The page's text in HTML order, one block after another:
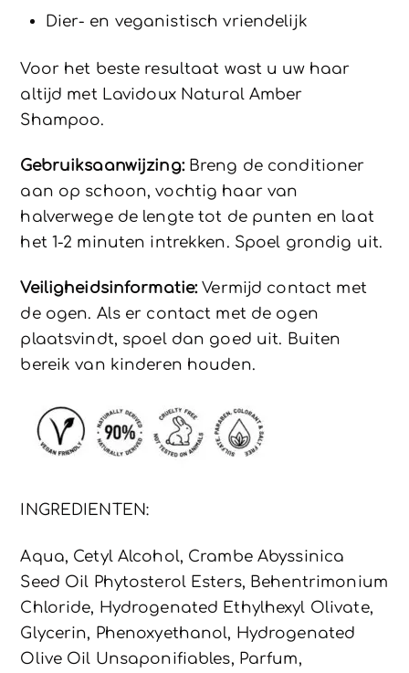
Dier- en veganistisch vriendelijk
Voor het beste resultaat wast u uw haar
altijd met Lavidoux Natural Amber
Shampoo.
Gebruiksaanwijzing:Breng de conditioner
aan op schoon, vochtig haar van
halverwege de lengte tot de punten en laat
het 1-2 minuten intrekken. Spoel grondig uit.
Veiligheidsinformatie:Vermijd contact met
de ogen. Als er contact met de ogen
plaatsvindt, spoel dan goed uit. Buiten
bereik van kinderen houden.
INGREDIENTEN:
Aqua, Cetyl Alcohol, Crambe Abyssinica
Seed Oil Phytosterol Esters, Behentrimonium
Chloride, Hydrogenated Ethylhexyl Olivate,
Glycerin, Phenoxyethanol, Hydrogenated
Olive Oil Unsaponifiables, Parfum,